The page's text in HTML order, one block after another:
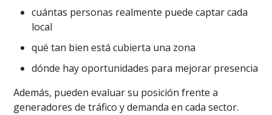
cuántas personas realmente puede captar cada
local
qué tan bien está cubierta una zona
dónde hay oportunidades para mejorar presencia
Además, pueden evaluar su posición frente a
generadores de tráfico y demanda en cada sector.